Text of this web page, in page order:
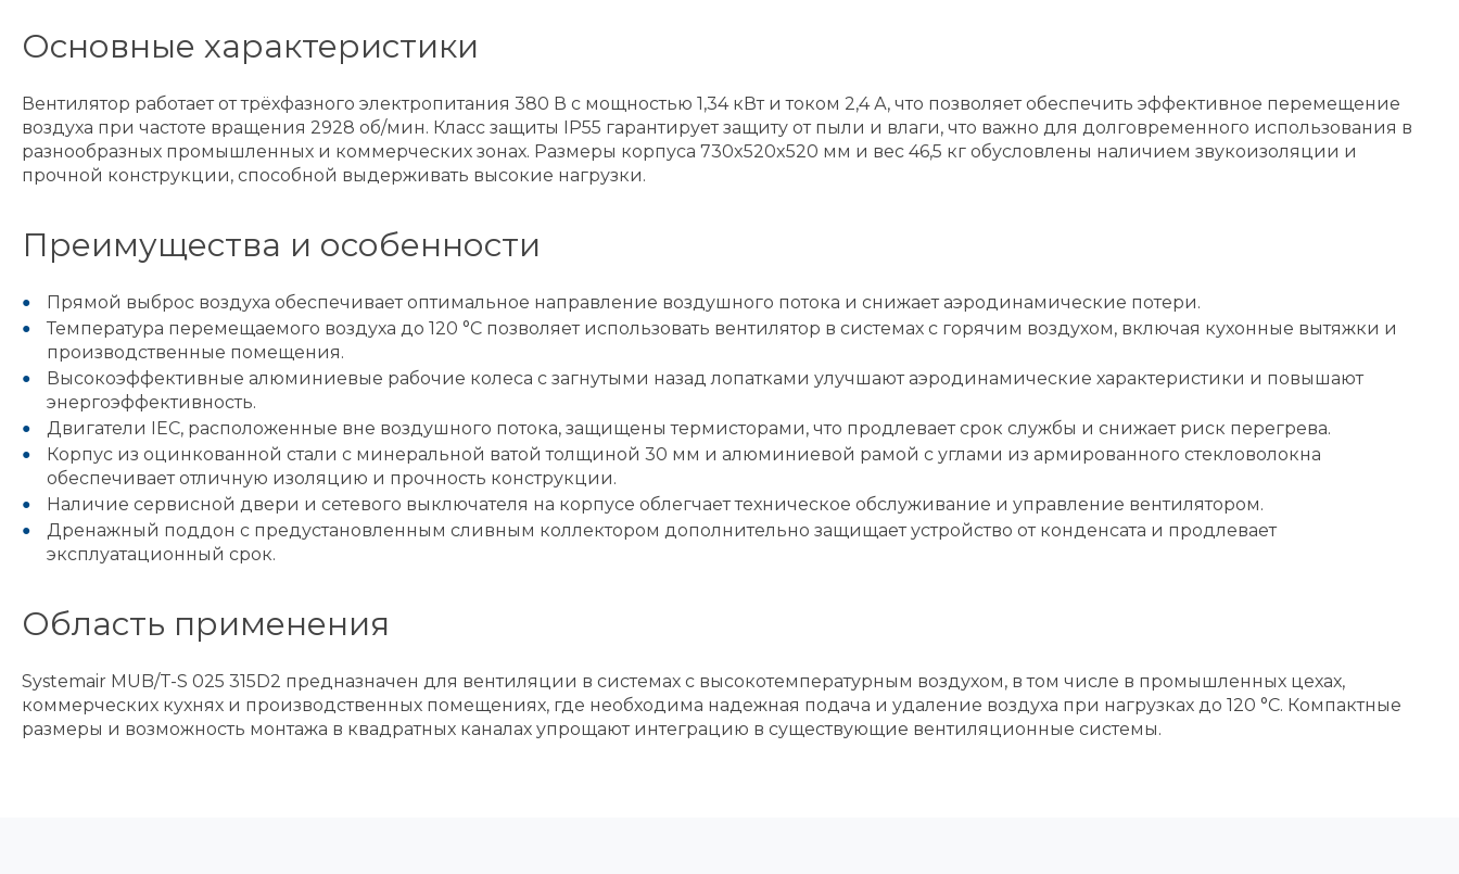
Основные характеристики
Вентилятор работает от трёхфазного электропитания 380 В с мощностью 1,34 кВт и током 2,4 А, что позволяет обеспечить эффективное перемещение
воздуха при частоте вращения 2928 об/мин. Класс защиты IP55 гарантирует защиту от пыли и влаги, что важно для долговременного использования в
разнообразных промышленных и коммерческих зонах. Размеры корпуса 730x520x520 мм и вес 46,5 кг обусловлены наличием звукоизоляции и
прочной конструкции, способной выдерживать высокие нагрузки.
Преимущества и особенности
Прямой выброс воздуха обеспечивает оптимальное направление воздушного потока и снижает аэродинамические потери.
Температура перемещаемого воздуха до 120 °C позволяет использовать вентилятор в системах с горячим воздухом, включая кухонные вытяжки и
производственные помещения.
Высокоэффективные алюминиевые рабочие колеса с загнутыми назад лопатками улучшают аэродинамические характеристики и повышают
энергоэффективность.
Двигатели IEC, расположенные вне воздушного потока, защищены термисторами, что продлевает срок службы и снижает риск перегрева.
Корпус из оцинкованной стали с минеральной ватой толщиной 30 мм и алюминиевой рамой с углами из армированного стекловолокна
обеспечивает отличную изоляцию и прочность конструкции.
Наличие сервисной двери и сетевого выключателя на корпусе облегчает техническое обслуживание и управление вентилятором.
Дренажный поддон с предустановленным сливным коллектором дополнительно защищает устройство от конденсата и продлевает
эксплуатационный срок.
Область применения
Systemair MUB/T-S 025 315D2 предназначен для вентиляции в системах с высокотемпературным воздухом, в том числе в промышленных цехах,
коммерческих кухнях и производственных помещениях, где необходима надежная подача и удаление воздуха при нагрузках до 120 °C. Компактные
размеры и возможность монтажа в квадратных каналах упрощают интеграцию в существующие вентиляционные системы.